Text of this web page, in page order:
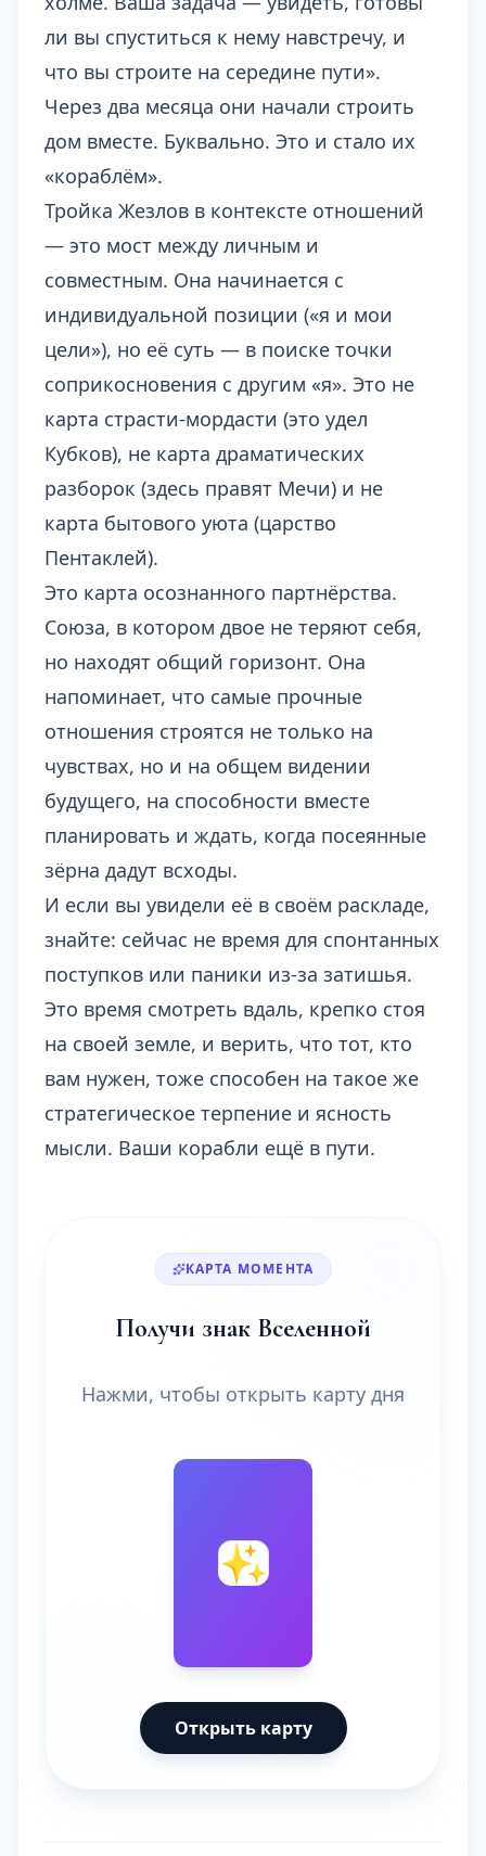
ли вы спуститься к нему навстречу, и
что вы строите на середине пути».
Через два месяца они начали строить
дом вместе. Буквально. Это и стало их
«кораблём».
Тройка Жезлов в контексте отношений
— это мост между личным и
совместным. Она начинается с
индивидуальной позиции («я и мои
цели»), но её суть — в поиске точки
соприкосновения с другим «я». Это не
карта страсти-мордасти (это удел
Кубков), не карта драматических
разборок (здесь правят Мечи) и не
карта бытового уюта (царство
Пентаклей).
Это карта осознанного партнёрства.
Союза, в котором двое не теряют себя,
но находят общий горизонт. Она
напоминает, что самые прочные
отношения строятся не только на
чувствах, но и на общем видении
будущего, на способности вместе
планировать и ждать, когда посеянные
зёрна дадут всходы.
И если вы увидели её в своём раскладе,
знайте: сейчас не время для спонтанных
поступков или паники из-за затишья.
Это время смотреть вдаль, крепко стоя
на своей земле, и верить, что тот, кто
вам нужен, тоже способен на такое же
стратегическое терпение и ясность
мысли. Ваши корабли ещё в пути.
КАРТА МОМЕНТА
Получи знак Вселенной
Нажми, чтобы открыть карту дня
🔮
✨
Открыть карту